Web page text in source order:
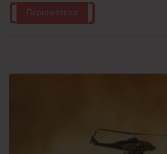
Περισσότερα